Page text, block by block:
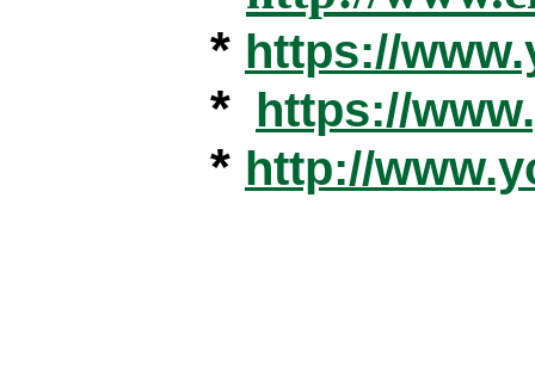
* https://
* https://
* http://